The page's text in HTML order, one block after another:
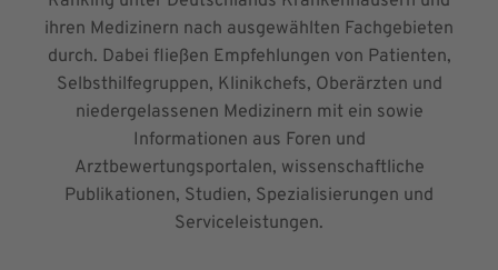
ihren Medizinern nach ausgewählten Fachgebieten
durch. Dabei fließen Empfehlungen von Patienten,
Selbsthilfegruppen, Klinikchefs, Oberärzten und
niedergelassenen Medizinern mit ein sowie
Informationen aus Foren und
Arztbewertungsportalen, wissenschaftliche
Publikationen, Studien, Spezialisierungen und
Serviceleistungen.